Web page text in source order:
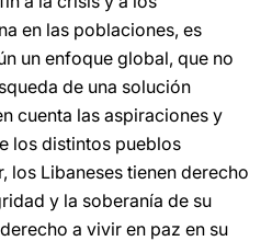
en las poblaciones, es
un enfoque global, que no
de una solución
cuenta las aspiraciones y
los distintos pueblos
los Libaneses tienen derecho
y la soberanía de su
a vivir en paz en su